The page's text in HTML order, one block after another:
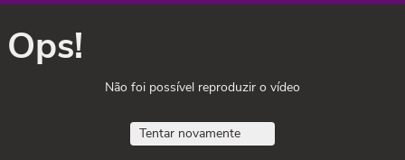
Ops!
Não foi possível reproduzir o vídeo
Tentar novamente